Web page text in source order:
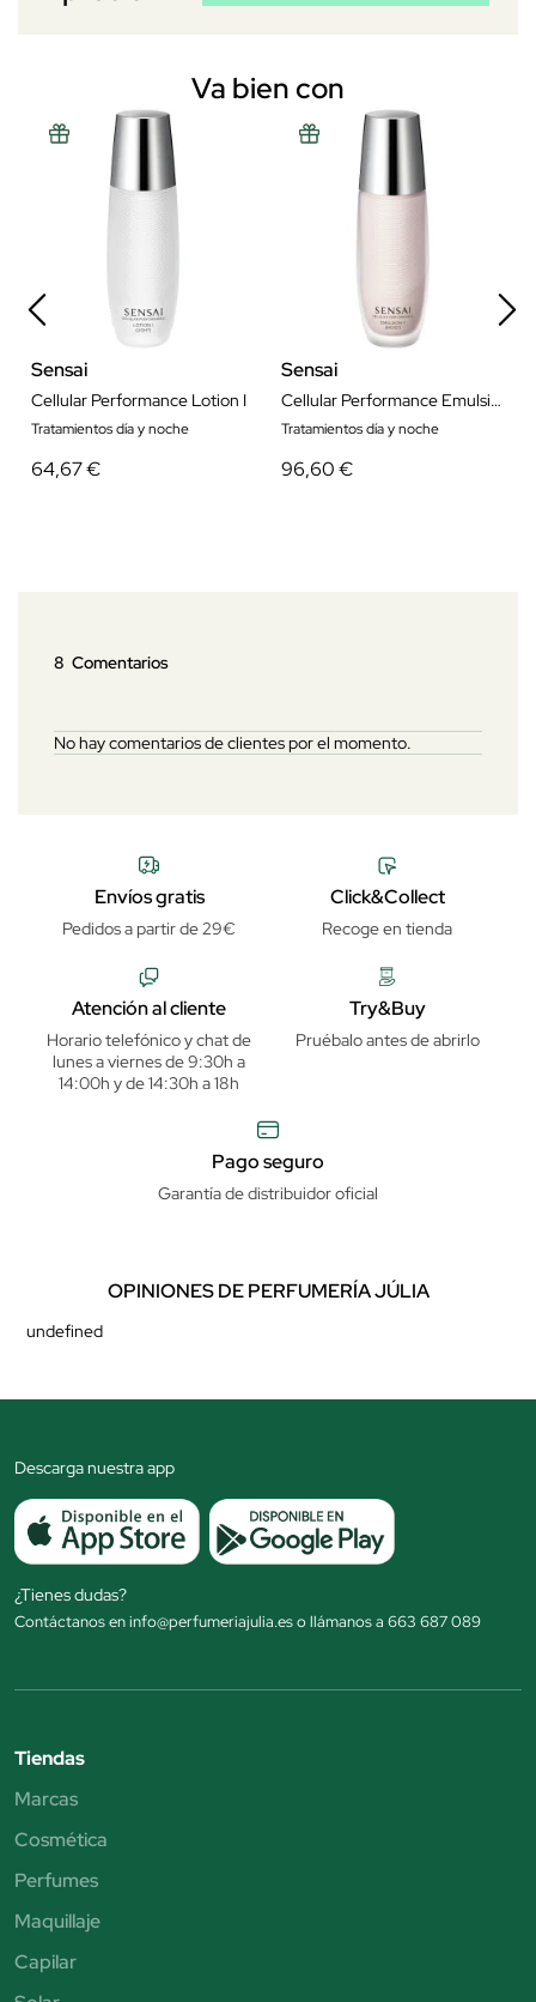
Va bien con
Sensai
Cellular Performance Lotion I
Tratamientos día y noche
64,67 €
Sensai
Cellular Performance Emulsion II
Tratamientos día y noche
96,60 €
8 Comentarios
No hay comentarios de clientes por el momento.
Envíos gratis
Pedidos a partir de 29€
Click&Collect
Recoge en tienda
Atención al cliente
Horario telefónico y chat de
lunes a viernes de 9:30h a
14:00h y de 14:30h a 18h
Try&Buy
Pruébalo antes de abrirlo
Pago seguro
Garantía de distribuidor oficial
OPINIONES DE PERFUMERÍA JÚLIA
undefined
Descarga nuestra app
¿Tienes dudas?
Contáctanos en info@perfumeriajulia.es o llámanos a 663 687 089
Tiendas
Marcas
Cosmética
Perfumes
Maquillaje
Capilar